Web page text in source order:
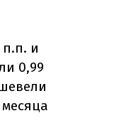
п.п. и
0,99